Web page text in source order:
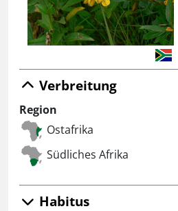
Verbreitung
Region
Ostafrika
Südliches Afrika
Habitus